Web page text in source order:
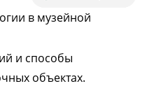
в музейной
и способы
объектах.